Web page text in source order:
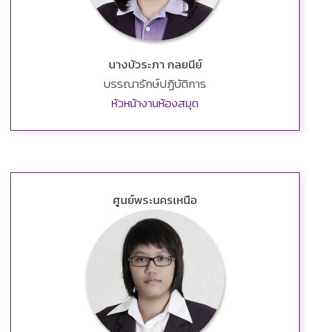
นางบัวระภา กลยนีย์
บรรณารักษ์ปฏิบัติการ
หัวหน้างานห้องสมุด
ศูนย์พระนครเหนือ